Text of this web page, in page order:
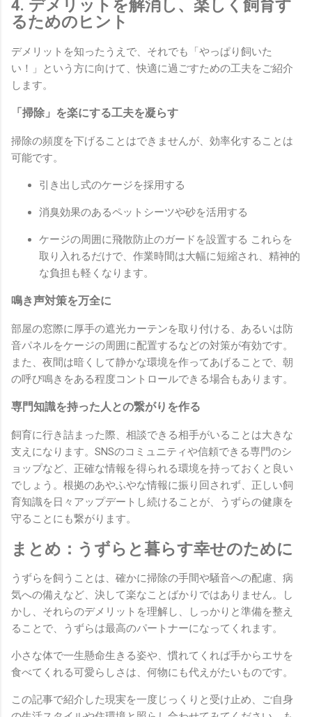
4. デメリットを解消し、楽しく飼育す
るためのヒント
デメリットを知ったうえで、それでも「やっぱり飼いた
い！」という方に向けて、快適に過ごすための工夫をご紹介
します。
「掃除」を楽にする工夫を凝らす
掃除の頻度を下げることはできませんが、効率化することは
可能です。
引き出し式のケージを採用する
消臭効果のあるペットシーツや砂を活用する
ケージの周囲に飛散防止のガードを設置する これらを
取り入れるだけで、作業時間は大幅に短縮され、精神的
な負担も軽くなります。
鳴き声対策を万全に
部屋の窓際に厚手の遮光カーテンを取り付ける、あるいは防
音パネルをケージの周囲に配置するなどの対策が有効です。
また、夜間は暗くして静かな環境を作ってあげることで、朝
の呼び鳴きをある程度コントロールできる場合もあります。
専門知識を持った人との繋がりを作る
飼育に行き詰まった際、相談できる相手がいることは大きな
支えになります。SNSのコミュニティや信頼できる専門のシ
ョップなど、正確な情報を得られる環境を持っておくと良い
でしょう。根拠のあやふやな情報に振り回されず、正しい飼
育知識を日々アップデートし続けることが、うずらの健康を
守ることにも繋がります。
まとめ：うずらと暮らす幸せのために
うずらを飼うことは、確かに掃除の手間や騒音への配慮、病
気への備えなど、決して楽なことばかりではありません。し
かし、それらのデメリットを理解し、しっかりと準備を整え
ることで、うずらは最高のパートナーになってくれます。
小さな体で一生懸命生きる姿や、慣れてくれば手からエサを
食べてくれる可愛らしさは、何物にも代えがたいものです。
この記事で紹介した現実を一度じっくりと受け止め、ご自身